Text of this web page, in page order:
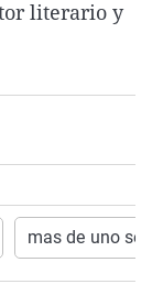
de los vientos
el perro y el
de
Vasco
literario y
mas de uno